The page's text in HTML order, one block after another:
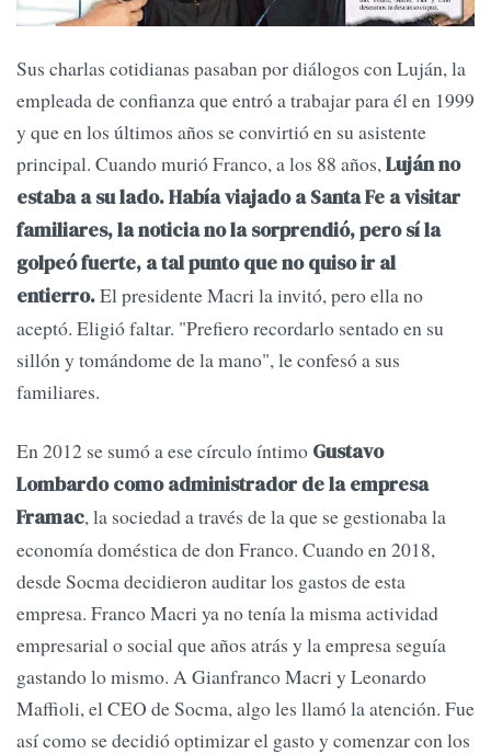
Sus charlas cotidianas pasaban por diálogos con Luján, la
empleada de confianza que entró a trabajar para él en 1999
y que en los últimos años se convirtió en su asistente
principal. Cuando murió Franco, a los 88 años,Luján no
estaba a su lado. Había viajado a Santa Fe a visitar
familiares, la noticia no la sorprendió, pero sí la
golpeó fuerte, a tal punto que no quiso ir al
entierro.El presidente Macri la invitó, pero ella no
aceptó. Eligió faltar. "Prefiero recordarlo sentado en su
sillón y tomándome de la mano", le confesó a sus
familiares.
En 2012 se sumó a ese círculo íntimo Gustavo
Lombardo como administrador de la empresa
Framac, la sociedad a través de la que se gestionaba la
economía doméstica de don Franco. Cuando en 2018,
desde Socma decidieron auditar los gastos de esta
empresa. Franco Macri ya no tenía la misma actividad
empresarial o social que años atrás y la empresa seguía
gastando lo mismo. A Gianfranco Macri y Leonardo
Maffioli, el CEO de Socma, algo les llamó la atención. Fue
así como se decidió optimizar el gasto y comenzar con los